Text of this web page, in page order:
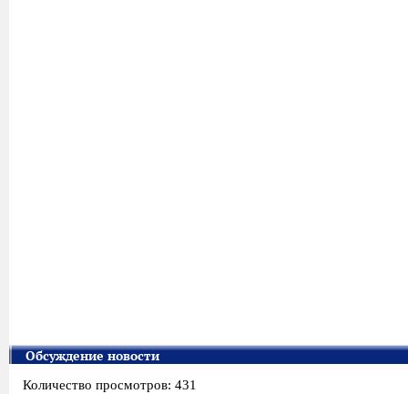
Обсуждение новости
Количество просмотров: 431